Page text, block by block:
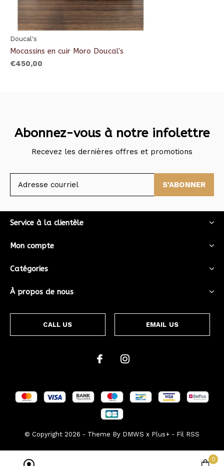
Doucal's
Mocassins en cuir Moro Doucal's
€450,00
Abonnez-vous à notre infolettre
Recevez les dernières offres et promotions
S'ABONNER
Service à la clientèle
Mon compte
Catégories
À propos de nous
CALL US EMAIL US
© Copyright 2026 - Theme By DMWS x Plus+ - Fil RSS
0